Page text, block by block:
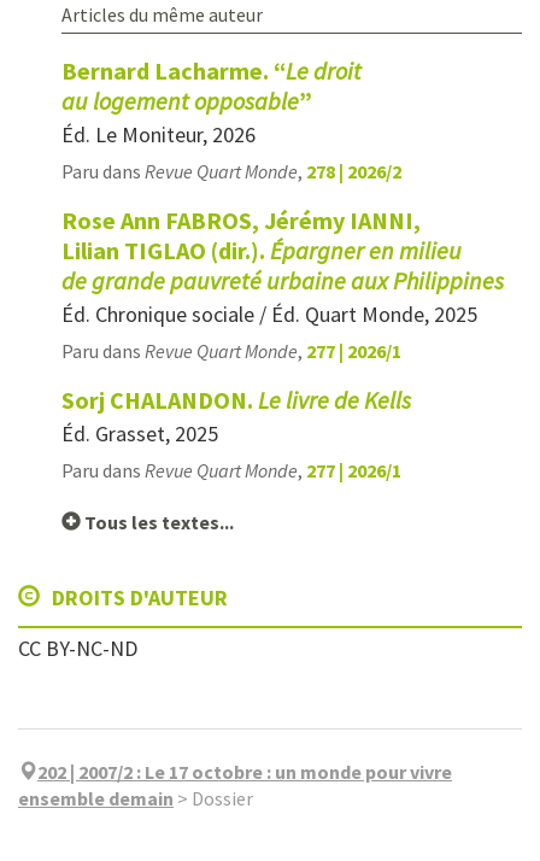
Articles du même auteur
Bernard Lacharme. “Le droit
au logement opposable”
Éd. Le Moniteur, 2026
Paru dans Revue Quart Monde, 278 | 2026/2
Rose Ann FABROS, Jérémy IANNI,
Lilian TIGLAO (dir.). Épargner en milieu
de grande pauvreté urbaine aux Philippines
Éd. Chronique sociale / Éd. Quart Monde, 2025
Paru dans Revue Quart Monde, 277 | 2026/1
Sorj CHALANDON. Le livre de Kells
Éd. Grasset, 2025
Paru dans Revue Quart Monde, 277 | 2026/1
Tous les textes...
DROITS D'AUTEUR
CC BY-NC-ND
202 | 2007/2 : Le 17 octobre : un monde pour vivre
ensemble demain > Dossier